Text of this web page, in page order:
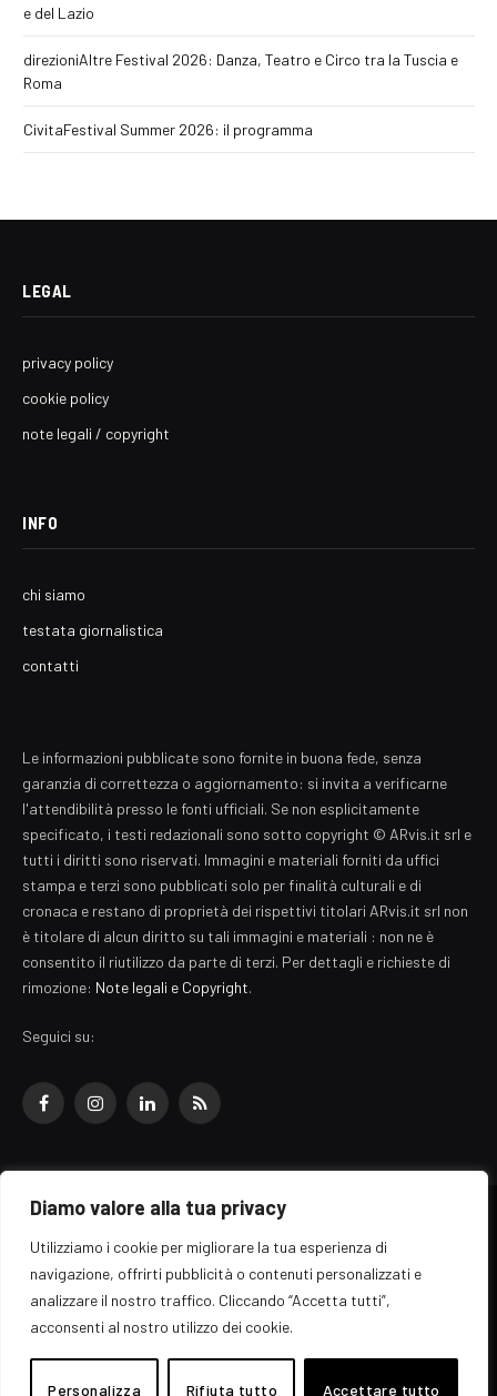
Diamo valore alla tua privacy
Utilizziamo i cookie per migliorare la tua esperienza di
navigazione, offrirti pubblicità o contenuti personalizzati e
analizzare il nostro traffico. Cliccando “Accetta tutti”,
acconsenti al nostro utilizzo dei cookie.
Personalizza Rifiuta tutto Accettare tutto
e del Lazio
direzioniAltre Festival 2026: Danza, Teatro e Circo tra la Tuscia e
Roma
CivitaFestival Summer 2026: il programma
LEGAL
privacy policy
cookie policy
note legali / copyright
INFO
chi siamo
testata giornalistica
contatti
Le informazioni pubblicate sono fornite in buona fede, senza
garanzia di correttezza o aggiornamento: si invita a verificarne
l'attendibilità presso le fonti ufficiali. Se non esplicitamente
specificato, i testi redazionali sono sotto copyright © ARvis.it srl e
tutti i diritti sono riservati. Immagini e materiali forniti da uffici
stampa e terzi sono pubblicati solo per finalità culturali e di
cronaca e restano di proprietà dei rispettivi titolari ARvis.it srl non
è titolare di alcun diritto su tali immagini e materiali : non ne è
consentito il riutilizzo da parte di terzi. Per dettagli e richieste di
rimozione: Note legali e Copyright.
Seguici su:
FacebookInstagramLinkedInRSS
© 2026 EZ Rome Designed by ARvis.it
Il portale EZ Rome e' una testata giornalistica di carattere generalista
registrata al tribunale di Roma - Numero 389/2008
Direttore responsabile: Raffaella Roani - ISSN: 2036-783X
Edito da ARvis.it srl - via Alessandria 88 - 00198 Roma CF/PI/R.I.
Home Informazioni